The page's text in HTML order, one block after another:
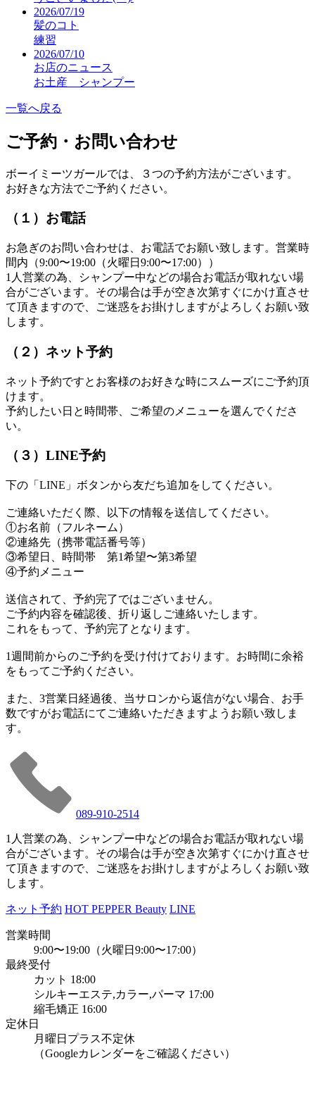
2026/07/19
髪のコト
練習
2026/07/10
お店のニュース
お土産 シャンプー
一覧へ戻る
ご予約・お問い合わせ
ボーイミーツガールでは、３つの予約方法がございます。
お好きな方法でご予約ください。
（１）お電話
お急ぎのお問い合わせは、お電話でお願い致します。営業時
間内（9:00〜19:00（火曜日9:00〜17:00））
1人営業の為、シャンプー中などの場合お電話が取れない場
合がございます。その場合は手が空き次第すぐにかけ直させ
て頂きますので、ご迷惑をお掛けしますがよろしくお願い致
します。
（２）ネット予約
ネット予約ですとお客様のお好きな時にスムーズにご予約頂
けます。
予約したい日と時間帯、ご希望のメニューを選んでくださ
い。
（３）LINE予約
下の「LINE」ボタンから友だち追加をしてください。
ご連絡いただく際、以下の情報を送信してください。
①お名前（フルネーム）
②連絡先（携帯電話番号等）
③希望日、時間帯 第1希望〜第3希望
④予約メニュー
送信されて、予約完了ではございません。
ご予約内容を確認後、折り返しご連絡いたします。
これをもって、予約完了となります。
1週間前からのご予約を受け付けております。お時間に余裕
をもってご予約ください。
また、3営業日経過後、当サロンから返信がない場合、お手
数ですがお電話にてご連絡いただきますようお願い致しま
す。
089-910-2514
1人営業の為、シャンプー中などの場合お電話が取れない場
合がございます。その場合は手が空き次第すぐにかけ直させ
て頂きますので、ご迷惑をお掛けしますがよろしくお願い致
します。
ネット予約 HOT PEPPER Beauty LINE
営業時間
9:00〜19:00（火曜日9:00〜17:00）
最終受付
カット 18:00
シルキーエステ,カラー,パーマ 17:00
縮毛矯正 16:00
定休日
月曜日プラス不定休
（Googleカレンダーをご確認ください）